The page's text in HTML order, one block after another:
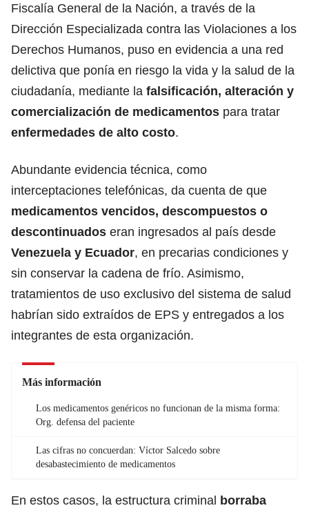
Fiscalía General de la Nación, a través de la
Dirección Especializada contra las Violaciones a los
Derechos Humanos, puso en evidencia a una red
delictiva que ponía en riesgo la vida y la salud de la
ciudadanía, mediante la falsificación, alteración y
comercialización de medicamentos para tratar
enfermedades de alto costo.
Abundante evidencia técnica, como
interceptaciones telefónicas, da cuenta de que
medicamentos vencidos, descompuestos o
descontinuados eran ingresados al país desde
Venezuela y Ecuador, en precarias condiciones y
sin conservar la cadena de frío. Asimismo,
tratamientos de uso exclusivo del sistema de salud
habrían sido extraídos de EPS y entregados a los
integrantes de esta organización.
Más información
Los medicamentos genéricos no funcionan de la misma forma:
Org. defensa del paciente
Las cifras no concuerdan: Víctor Salcedo sobre
desabastecimiento de medicamentos
En estos casos, la estructura criminal borraba